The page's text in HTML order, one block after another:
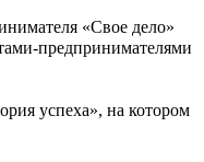
«Свое дело»
предпринимателями
успеха», на котором